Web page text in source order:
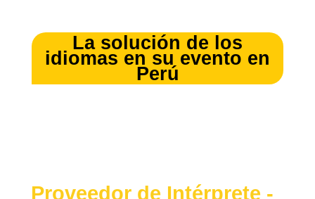
La solución de los
idiomas en su evento en
Perú
Proveedor de Intérprete -